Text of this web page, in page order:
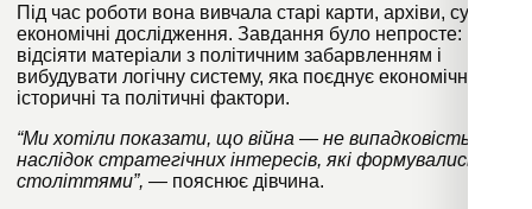
Під час роботи вона вивчала старі карти, архіви, сучасні
економічні дослідження. Завдання було непросте:
відсіяти матеріали з політичним забарвленням і
вибудувати логічну систему, яка поєднує економічні,
історичні та політичні фактори.
“Ми хотіли показати, що війна — не випадковість, а
наслідок стратегічних інтересів, які формувались
століттями”, — пояснює дівчина.